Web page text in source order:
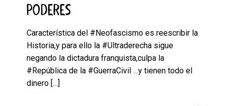
PODERES
Característica del #Neofascismo es reescribir la
Historia,y para ello la #Ultraderecha sigue
negando la dictadura franquista,culpa la
#República de la #GuerraCivil …y tienen todo el
dinero […]